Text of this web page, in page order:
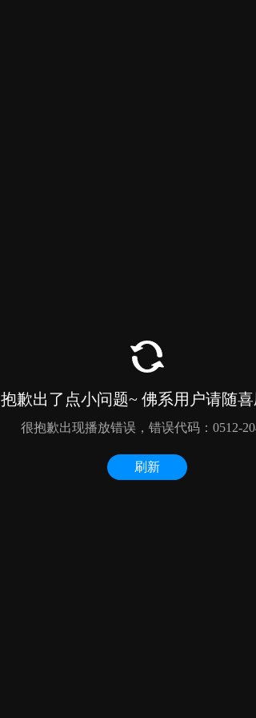
抱歉出了点小问题~ 佛系用户请随
很抱歉出现播放错误，错误代码：0512-
刷新